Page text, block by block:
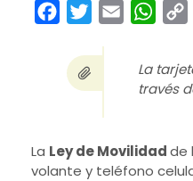
FacebookTwitterEmail
La
través
La Ley de Movilidadde
volante y teléfono